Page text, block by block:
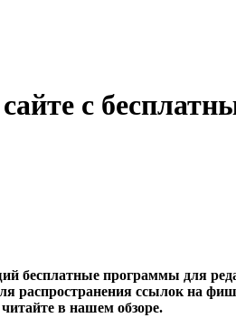
с
бесплатные программы для
распространения ссылок на
в нашем обзоре.